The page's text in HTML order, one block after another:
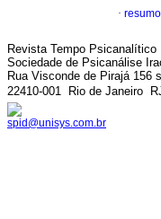
·
Revista Tempo Psicanalítico
Sociedade de Psicanálise
Rua Visconde de Pirajá 156
22410-001  Rio de Janeiro 
spid@unisys.com.br